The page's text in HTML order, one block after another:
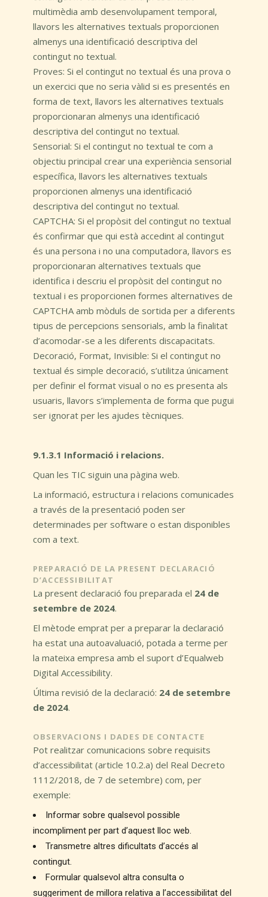
multimèdia amb desenvolupament temporal,
llavors les alternatives textuals proporcionen
almenys una identificació descriptiva del
contingut no textual.
Proves: Si el contingut no textual és una prova o
un exercici que no seria vàlid si es presentés en
forma de text, llavors les alternatives textuals
proporcionaran almenys una identificació
descriptiva del contingut no textual.
Sensorial: Si el contingut no textual te com a
objectiu principal crear una experiència sensorial
específica, llavors les alternatives textuals
proporcionen almenys una identificació
descriptiva del contingut no textual.
CAPTCHA: Si el propòsit del contingut no textual
és confirmar que qui està accedint al contingut
és una persona i no una computadora, llavors es
proporcionaran alternatives textuals que
identifica i descriu el propòsit del contingut no
textual i es proporcionen formes alternatives de
CAPTCHA amb mòduls de sortida per a diferents
tipus de percepcions sensorials, amb la finalitat
d’acomodar-se a les diferents discapacitats.
Decoració, Format, Invisible: Si el contingut no
textual és simple decoració, s’utilitza únicament
per definir el format visual o no es presenta als
usuaris, llavors s’implementa de forma que pugui
ser ignorat per les ajudes tècniques.
9.1.3.1 Informació i relacions.
Quan les TIC siguin una pàgina web.
La informació, estructura i relacions comunicades
a través de la presentació poden ser
determinades per software o estan disponibles
com a text.
PREPARACIÓ DE LA PRESENT DECLARACIÓ
D’ACCESSIBILITAT
La present declaració fou preparada el 24 de
setembre de 2024.
El mètode emprat per a preparar la declaració
ha estat una autoavaluació, potada a terme per
la mateixa empresa amb el suport d’Equalweb
Digital Accessibility.
Última revisió de la declaració: 24 de setembre
de 2024.
OBSERVACIONS I DADES DE CONTACTE
Pot realitzar comunicacions sobre requisits
d’accessibilitat (article 10.2.a) del Real Decreto
1112/2018, de 7 de setembre) com, per
exemple:
Informar sobre qualsevol possible
incompliment per part d’aquest lloc web.
Transmetre altres dificultats d’accés al
contingut.
Formular qualsevol altra consulta o
suggeriment de millora relativa a l’accessibilitat del